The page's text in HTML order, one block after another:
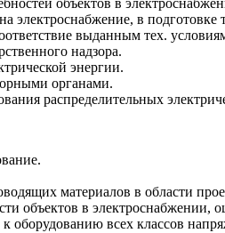
объектов в
электроснабжение, в подготовке
выданным тех.
надзора.
энергии.
органами.
распределительных
материалов в области
объектов в электроснабжении,
оборудованию всех классов